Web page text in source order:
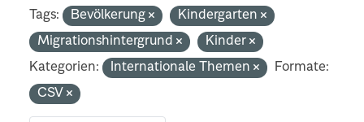
Tags: Bevölkerung
Kindergarten
Migrationshintergrund
Kinder
Kategorien:
Internationale Themen
Formate:
CSV